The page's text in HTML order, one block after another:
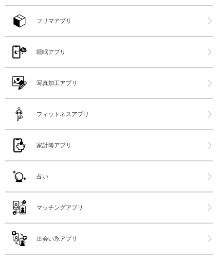
フリマアプリ
睡眠アプリ
写真加工アプリ
フィットネスアプリ
家計簿アプリ
占い
マッチングアプリ
出会い系アプリ